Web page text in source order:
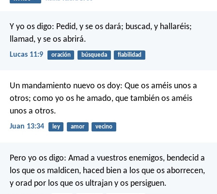
Y yo os digo: Pedid, y se os dará; buscad, y hallaréis;
llamad, y se os abrirá.
Lucas 11:9 oración búsqueda fiabilidad
Un mandamiento nuevo os doy: Que os améis unos a
otros; como yo os he amado, que también os améis
unos a otros.
Juan 13:34 ley amor vecino
Pero yo os digo: Amad a vuestros enemigos, bendecid a
los que os maldicen, haced bien a los que os aborrecen,
y orad por los que os ultrajan y os persiguen.